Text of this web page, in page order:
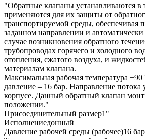
"Обратные клапаны устанавливаются в
применяются для их защиты от
транспортируемой среды, обеспечивая
заданном направлении и
случае возникновения обратного
трубопроводах горячего и холодного
отопления, сжатого воздуха, и
материалам клапана.
Максимальная рабочая температура
давление – 16 бар. Направление потока
корпусе. Данный обратный клапан
положении."
Присоединительный размер1"
Исполнениедонный
Давление рабочей среды (рабочее)16 бар